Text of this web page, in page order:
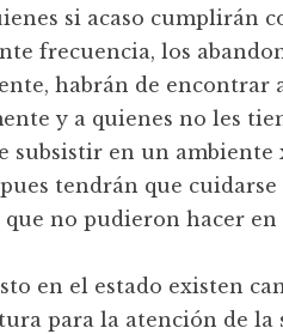
si acaso cumplirán
frecuencia, los
habrán de encontrar
y a quienes no les
subsistir en un
tendrán que
no pudieron hacer en
en el estado existen
para la atención de la